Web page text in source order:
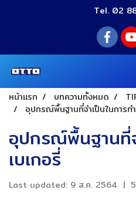
Tel. 02
หน้าแรก บทความทั้งหมด
อุปกรณ์พื้นฐานที่จำเป็นในการทำ
อุปกรณ์พื้นฐานที่
เบเกอรี่
Last updated: 9 ส.ค. 2564 |